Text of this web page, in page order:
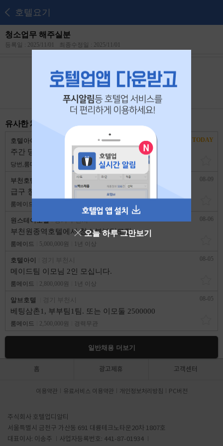
호텔요기
청소업무 해주실분
등록일 : 2025/11/01 최종수정일 : 2025/11/01
본 공고는2025년 11월 20일 에 마감되었습니다.
유사한 채용 리스트
호텔아이
주간 당번 과장님, 청소이모 모십니다.
당번,룸메이드 3,200,000원 1년 이상
TODAY
부천호텔 키노 경기 부천시
급구 청소이모 1명 구합니다.
룸메이드
08-09
원스테이호텔 경기 부천시
부천원종역호텔에서 청소부부팀모집
룸메이드 5,000,000원 1년 이상
08-06
호텔아이 경기 부천시
메이드팀 이모님 2인 모십니다.
룸메이드 2,800,000원 1년 이상
08-05
알브호텔 경기 부천시
베팅삼촌1, 부부팀1팀. 또는 이모둘 2500000
룸메이드 2,500,000원 경력무관
08-05
일반채용 더보기
오늘 하루 그만보기
홈 광고제휴 고객센터
이용약관 유료서비스 이용약관 개인정보처리방침 PC버전
주식회사 호텔업디알티
서울특별시 금천구 가산동 691 대륭테크노타운20차 1807호
대표이사: 이송주
사업자등록번호: 441-87-01934